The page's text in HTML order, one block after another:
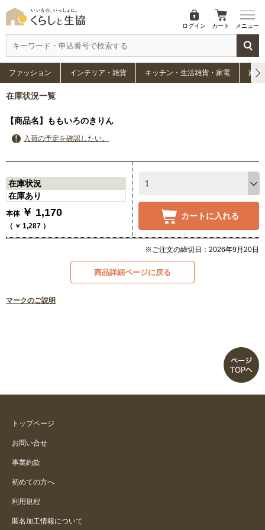
ログイン カート メニュー
ファッション インテリア・雑貨 キッチン・生活雑貨・家電 家具
在庫状況一覧
【商品名】ももいろのきりん
入荷の予定を確認したい。
在庫状況
在庫あり
本体 ￥ 1,170
（ ￥ 1,287 ）
カートに入れる
※ご注文の締切日：2026年9月20日
商品詳細ページに戻る
マークのご説明
トップページ
お問い合せ
事業約款
初めての方へ
利用規程
匿名加工情報について